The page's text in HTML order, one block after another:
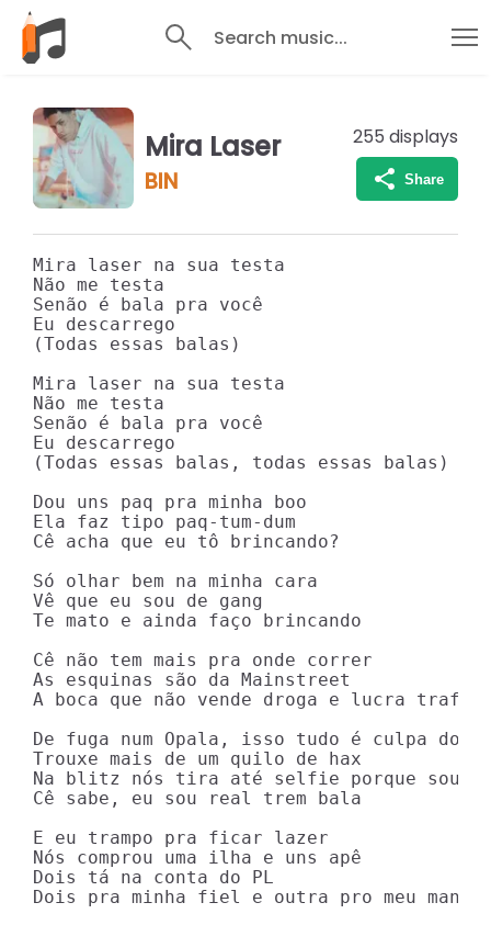
Search music...
Mira Laser
BIN
255 displays
Share
Mira laser na sua testa
Não me testa
Senão é bala pra você
Eu descarrego
(Todas essas balas)
Mira laser na sua testa
Não me testa
Senão é bala pra você
Eu descarrego
(Todas essas balas, todas essas balas)
Dou uns paq pra minha boo
Ela faz tipo paq-tum-dum
Cê acha que eu tô brincando?
Só olhar bem na minha cara
Vê que eu sou de gang
Te mato e ainda faço brincando
Cê não tem mais pra onde correr
As esquinas são da Mainstreet
A boca que não vende droga e lucra
De fuga num Opala, isso tudo é culpa do
Trouxe mais de um quilo de hax
Na blitz nós tira até selfie porque sou
Cê sabe, eu sou real trem bala
E eu trampo pra ficar lazer
Nós comprou uma ilha e uns apê
Dois tá na conta do PL
Dois pra minha fiel e outra pro meu mano